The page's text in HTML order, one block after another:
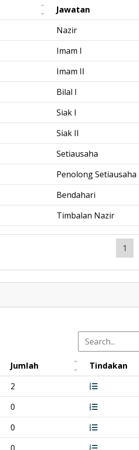
Jawatan
Nazir
Imam I
Imam II
Bilal I
Siak I
Siak II
Setiausaha
Penolong Setiausaha
Bendahari
Timbalan Nazir
1
Jumlah
Tindakan
2
0
0